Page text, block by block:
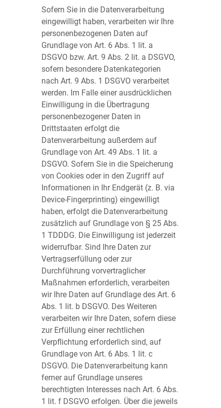
Sofern Sie in die Datenverarbeitung
eingewilligt haben, verarbeiten wir Ihre
personenbezogenen Daten auf
Grundlage von Art. 6 Abs. 1 lit. a
DSGVO bzw. Art. 9 Abs. 2 lit. a DSGVO,
sofern besondere Datenkategorien
nach Art. 9 Abs. 1 DSGVO verarbeitet
werden. Im Falle einer ausdrücklichen
Einwilligung in die Übertragung
personenbezogener Daten in
Drittstaaten erfolgt die
Datenverarbeitung außerdem auf
Grundlage von Art. 49 Abs. 1 lit. a
DSGVO. Sofern Sie in die Speicherung
von Cookies oder in den Zugriff auf
Informationen in Ihr Endgerät (z. B. via
Device-Fingerprinting) eingewilligt
haben, erfolgt die Datenverarbeitung
zusätzlich auf Grundlage von § 25 Abs.
1 TDDDG. Die Einwilligung ist jederzeit
widerrufbar. Sind Ihre Daten zur
Vertragserfüllung oder zur
Durchführung vorvertraglicher
Maßnahmen erforderlich, verarbeiten
wir Ihre Daten auf Grundlage des Art. 6
Abs. 1 lit. b DSGVO. Des Weiteren
verarbeiten wir Ihre Daten, sofern diese
zur Erfüllung einer rechtlichen
Verpflichtung erforderlich sind, auf
Grundlage von Art. 6 Abs. 1 lit. c
DSGVO. Die Datenverarbeitung kann
ferner auf Grundlage unseres
berechtigten Interesses nach Art. 6 Abs.
1 lit. f DSGVO erfolgen. Über die jeweils